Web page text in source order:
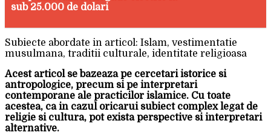
sub 25.000 de dolari
Subiecte abordate in articol: Islam, vestimentatie
musulmana, traditii culturale, identitate religioasa
Acest articol se bazeaza pe cercetari istorice si
antropologice, precum si pe interpretari
contemporane ale practicilor islamice. Cu toate
acestea, ca in cazul oricarui subiect complex legat de
religie si cultura, pot exista perspective si interpretari
alternative.